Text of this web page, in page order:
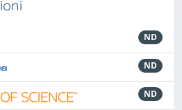
ND
ND
ND